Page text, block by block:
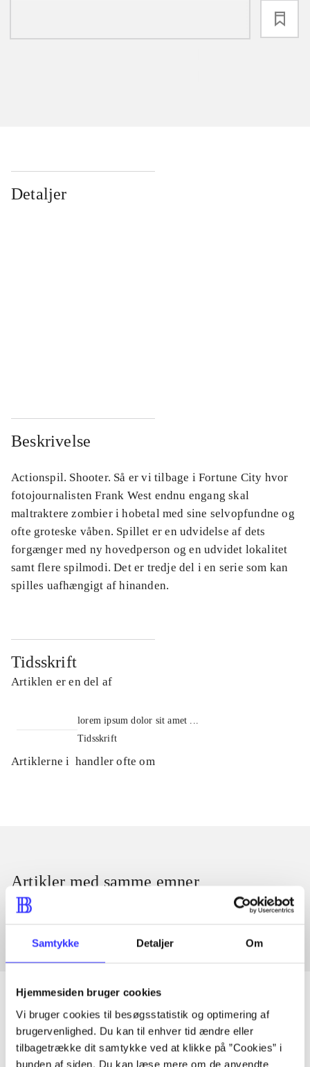
Samtykke Detaljer Om
Hjemmesiden bruger cookies
Vi bruger cookies til besøgsstatistik og optimering af
brugervenlighed. Du kan til enhver tid ændre eller
tilbagetrække dit samtykke ved at klikke på ”Cookies” i
bunden af siden. Du kan læse mere om de anvendte
Detaljer
Beskrivelse
Actionspil. Shooter. Så er vi tilbage i Fortune City hvor
fotojournalisten Frank West endnu engang skal
maltraktere zombier i hobetal med sine selvopfundne og
ofte groteske våben. Spillet er en udvidelse af dets
forgænger med ny hovedperson og en udvidet lokalitet
samt flere spilmodi. Det er tredje del i en serie som kan
spilles uafhængigt af hinanden.
Tidsskrift
Artiklen er en del af
lorem ipsum dolor sit amet ...
Tidsskrift
Artiklerne i handler ofte om
Artikler med samme emner
Fra
Artikler
Alle registrerede artikler fordelt på udgivelser